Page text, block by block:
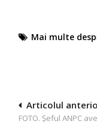
Mai multe
Navigare
Articolul
FOTO. Șeful ANPC